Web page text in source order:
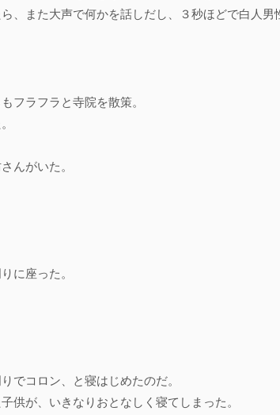
、また大声で何かを話しだし、３秒ほどで白人男
フラフラと寺院を散策。
んがいた。
に座った。
でコロン、と寝はじめたのだ。
供が、いきなりおとなしく寝てしまった。